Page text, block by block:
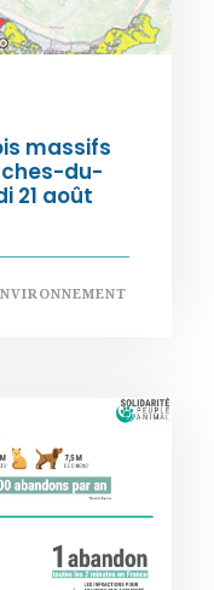
massifs
du-
21 août